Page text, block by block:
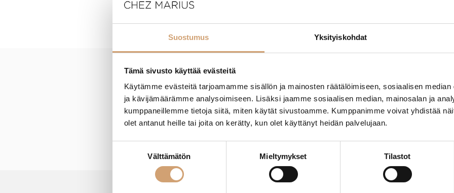
Suostumus Yksityiskohdat
Tämä sivusto käyttää evästeitä
Käytämme evästeitä tarjoamamme sisällön ja mainosten räätälöimiseen, sosiaalisen
ja kävijämäärämme analysoimiseen. Lisäksi jaamme sosiaalisen median, mainosalan ja
kumppaneillemme tietoja siitä, miten käytät sivustoamme. Kumppanimme voivat yhdistää
olet antanut heille tai joita on kerätty, kun olet käyttänyt heidän palvelujaan.
Välttämätön Mieltymykset Tilastot